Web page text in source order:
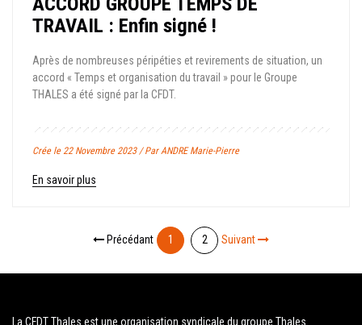
TRAVAIL : Enfin signé !
Après de nombreuses péripéties et revirements de situation, un
accord « Temps et organisation du travail » pour le Groupe
THALES a été signé par la CFDT.
Crée le 22 Novembre 2023 / Par ANDRE Marie-Pierre
En savoir plus
Précédant 1 2 Suivant
La CFDT Thales est une organisation syndicale du groupe Thales.